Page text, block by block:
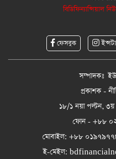
বিডিফিন্যান্সিয়াল
ফেসবুক
সম্পাদকঃ
প্রকাশক -
১৮/১ নয়া পল্টন,
ফোন - +৮৮
মোবাইল: +৮৮
ই-মেইল: